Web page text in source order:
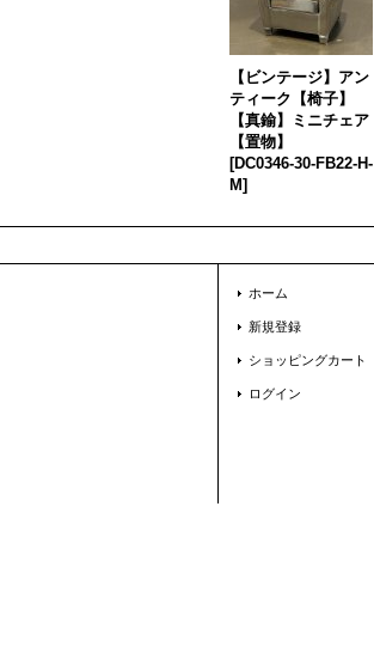
【ビンテージ】アン
ティーク【椅子】
【真鍮】ミニチェア
【置物】
[DC0346-30-FB22-H-
M]
ホーム
新規登録
ショッピングカート
ログイン